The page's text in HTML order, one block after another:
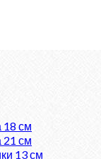
18 см
21 см
13 см